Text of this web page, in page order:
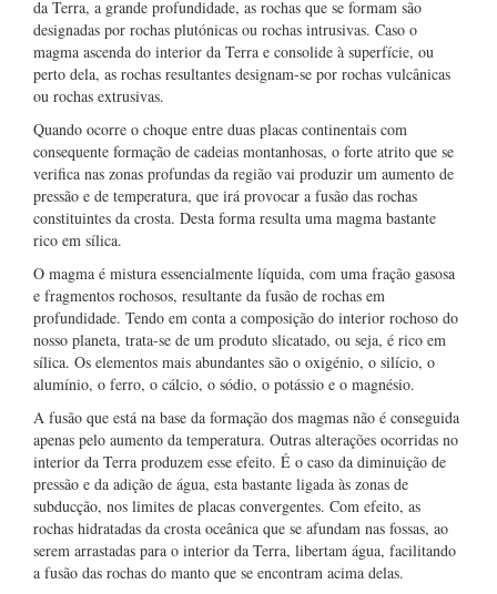
da Terra, a grande profundidade, as rochas que se formam são
designadas por rochas plutónicas ou rochas intrusivas. Caso o
magma ascenda do interior da Terra e consolide à superfície, ou
perto dela, as rochas resultantes designam-se por rochas vulcânicas
ou rochas extrusivas.
Quando ocorre o choque entre duas placas continentais com
consequente formação de cadeias montanhosas, o forte atrito que se
verifica nas zonas profundas da região vai produzir um aumento de
pressão e de temperatura, que irá provocar a fusão das rochas
constituintes da crosta. Desta forma resulta uma magma bastante
rico em sílica.
O magma é mistura essencialmente líquida, com uma fração gasosa
e fragmentos rochosos, resultante da fusão de rochas em
profundidade. Tendo em conta a composição do interior rochoso do
nosso planeta, trata-se de um produto slicatado, ou seja, é rico em
sílica. Os elementos mais abundantes são o oxigénio, o silício, o
alumínio, o ferro, o cálcio, o sódio, o potássio e o magnésio.
A fusão que está na base da formação dos magmas não é conseguida
apenas pelo aumento da temperatura. Outras alterações ocorridas no
interior da Terra produzem esse efeito. É o caso da diminuição de
pressão e da adição de água, esta bastante ligada às zonas de
subducção, nos limites de placas convergentes. Com efeito, as
rochas hidratadas da crosta oceânica que se afundam nas fossas, ao
serem arrastadas para o interior da Terra, libertam água, facilitando
a fusão das rochas do manto que se encontram acima delas.